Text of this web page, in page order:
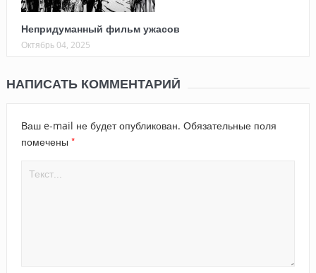
Непридуманный фильм ужасов
Октябрь 04, 2025
НАПИСАТЬ КОММЕНТАРИЙ
Ваш e-mail не будет опубликован. Обязательные поля
помечены *